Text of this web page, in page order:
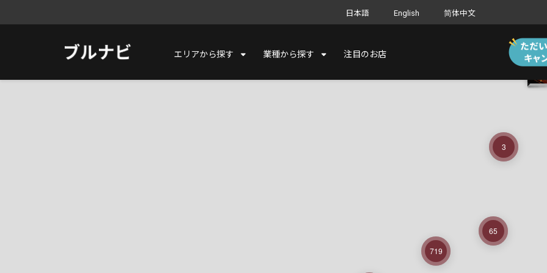
日本語 English 简体中文
エリアから探す 業種から探す 注目のお店
3
65
719